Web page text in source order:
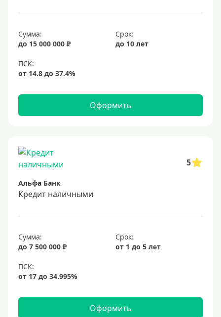
25 лет
30 лет
Месяц
2 месяца
3 месяца
6 месяцев
Ставка
4%
6%
7%
8%
9%
11%
Сумма:
до 15 000 000 ₽
Срок:
до 10 лет
Оформить
5
Альфа Банк
Кредит наличными
Сумма:
до 7 500 000 ₽
Срок:
от 1 до 5 лет
Оформить